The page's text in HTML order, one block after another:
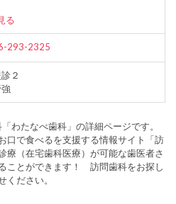
る
293-2325
２
わたなべ歯科」の詳細ページです。
口で食べるを支援する情報サイト「訪
療（在宅歯科医療）が可能な歯医者さ
ことができます！ 訪問歯科をお探し
ください。